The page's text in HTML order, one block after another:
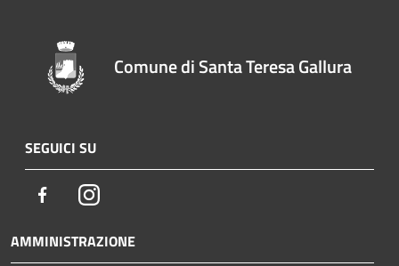
Comune di Santa Teresa Gallura
SEGUICI SU
FacebookInstagram
AMMINISTRAZIONE